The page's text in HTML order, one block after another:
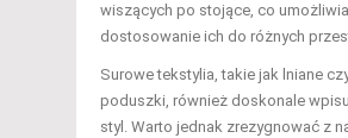
wiszących po stojące, co umożliwia
dostosowanie ich do różnych
Surowe tekstylia, takie jak lniane
poduszki, również doskonale
styl. Warto jednak zrezygnować z